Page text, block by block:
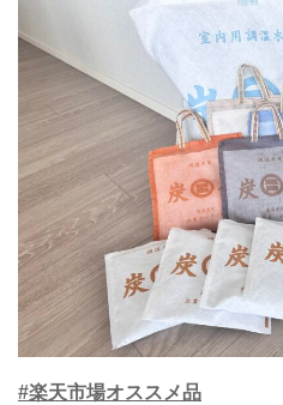
#楽天市場オススメ品